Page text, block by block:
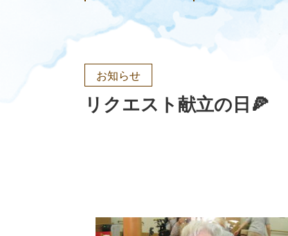
お知らせ
リクエスト献立の日🍕